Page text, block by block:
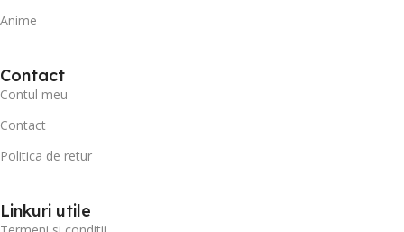
Anime
Contact
Contul meu
Contact
Politica de retur
Linkuri utile